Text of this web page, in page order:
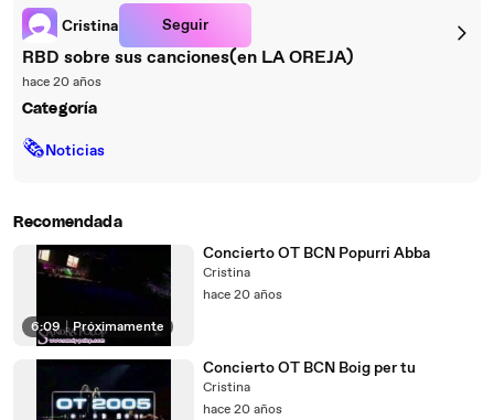
Cristina Seguir
RBD sobre sus canciones(en LA OREJA)
hace 20 años
Categoría
🗞Noticias
Recomendada
6:09 | Próximamente
Concierto OT BCN Popurri Abba
Cristina
hace 20 años
Concierto OT BCN Boig per tu
Cristina
hace 20 años